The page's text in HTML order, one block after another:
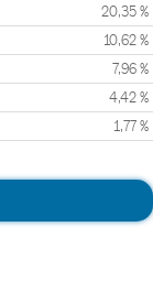
20,35 %
10,62 %
7,96 %
4,42 %
1,77 %